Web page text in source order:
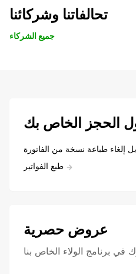
تحالفاتنا وشركائنا
جميع الشركاء
الحجز الخاص بك
إلغاء طباعة نسخة من الفاتورة
طبع الفواتير
عروض حصرية
في برنامج الولاء الخاص بنا